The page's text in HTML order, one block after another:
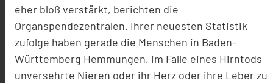
eher bloß verstärkt, berichten die
Organspendezentralen. Ihrer neuesten Statistik
zufolge haben gerade die Menschen in Baden-
Württemberg Hemmungen, im Falle eines Hirntods
unversehrte Nieren oder ihr Herz oder ihre Leber zu